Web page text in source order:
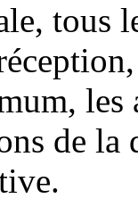
tous
les
de